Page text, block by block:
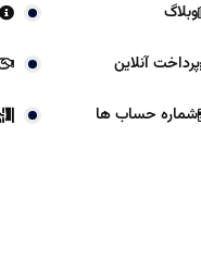
وبلاگ
پرداخت آنلاین
شماره حساب ها